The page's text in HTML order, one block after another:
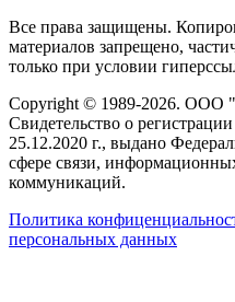
Все права защищены.
материалов запрещено,
только при условии
Copyright © 1989-2026. ООО
Свидетельство о
25.12.2020 г., выдано
сфере связи,
коммуникаций.
Политика
персональных данных